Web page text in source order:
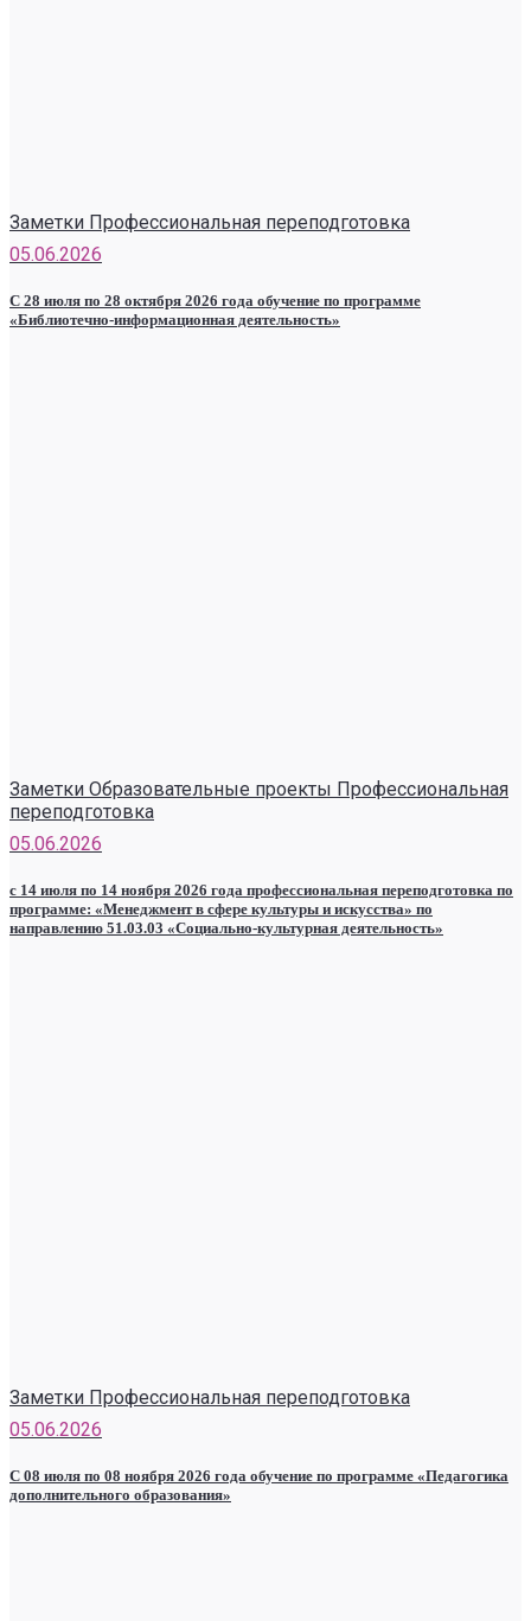
Заметки Профессиональная переподготовка
05.06.2026
С 28 июля по 28 октября 2026 года обучение по программе
«Библиотечно-информационная деятельность»
Заметки Образовательные проекты Профессиональная
переподготовка
05.06.2026
с 14 июля по 14 ноября 2026 года профессиональная переподготовка по
программе: «Менеджмент в сфере культуры и искусства» по
направлению 51.03.03 «Социально-культурная деятельность»
Заметки Профессиональная переподготовка
05.06.2026
С 08 июля по 08 ноября 2026 года обучение по программе «Педагогика
дополнительного образования»